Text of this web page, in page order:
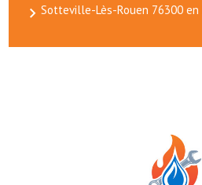
Sotteville-Lès-Rouen 76300 en